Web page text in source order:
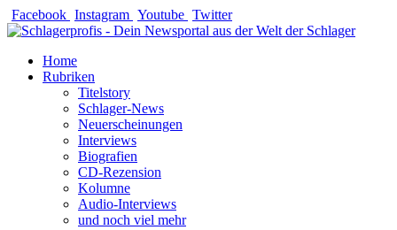
Zum
Inhalt
Facebook Instagram Youtube Twitter
Home
Rubriken
Titelstory
Schlager-News
Neuerscheinungen
Interviews
Biografien
CD-Rezension
Kolumne
Audio-Interviews
und noch viel mehr